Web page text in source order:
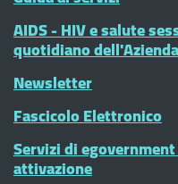
AIDS - HIV e salute
quotidiano
Newsletter
Fascicolo Elettronico
Servizi di
attivazione